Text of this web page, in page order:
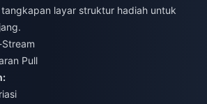
layar struktur hadiah untuk
Pull